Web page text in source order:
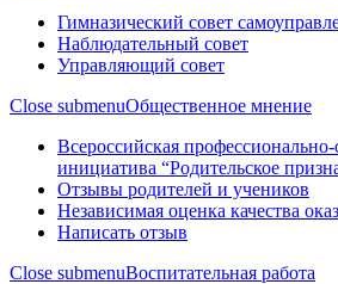
Гимназический совет
Наблюдательный совет
Управляющий совет
Close submenuОбщественное мнение
Всероссийская
инициатива “Родительское
Отзывы родителей и учеников
Независимая оценка качества
Написать отзыв
Close submenuВоспитательная работа